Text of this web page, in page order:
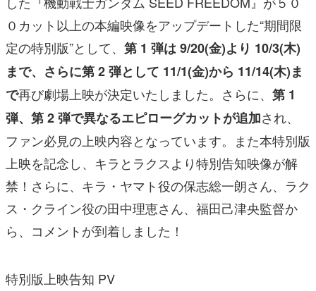
０カット以上の本編映像をアップデートした“期間限
定の特別版”として、 第 1 弾は 9/20(金)より 10/3(木)
まで、さらに第 2 弾として 11/1(金)から 11/14(木)ま
で再び劇場上映が決定いたしました。さらに、 第 1
弾、第 2 弾で異なるエピローグカットが追加され、
ファン必見の上映内容となっています。また本特別版
上映を記念し、キラとラクスより特別告知映像が解
禁！さらに、キラ・ヤマト役の保志総一朗さん、ラク
ス・クライン役の田中理恵さん、福田己津央監督か
ら、コメントが到着しました！
特別版上映告知 PV